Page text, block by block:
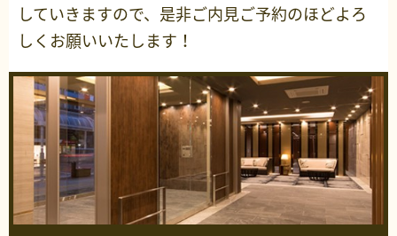
していきますので、是非ご内見ご予約のほどよろ
しくお願いいたします！